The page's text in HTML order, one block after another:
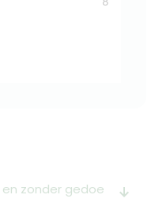
en zonder gedoe arrow_downward_alt